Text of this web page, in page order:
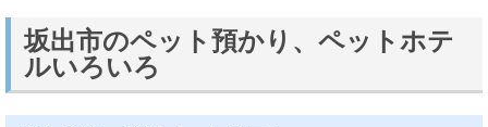
坂出市のペット預かり、ペットホテ
ルいろいろ